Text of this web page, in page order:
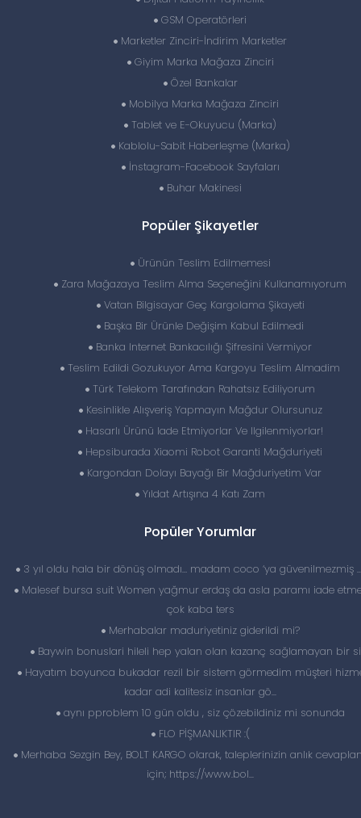
GSM Operatörleri
Marketler Zinciri-İndirim Marketler
Giyim Marka Mağaza Zinciri
Özel Bankalar
Mobilya Marka Mağaza Zinciri
Tablet ve E-Okuyucu (Marka)
Kablolu-Sabit Haberleşme (Marka)
İnstagram-Facebook Sayfaları
Buhar Makinesi
Popüler Şikayetler
Ürünün Teslim Edilmemesi
Zara Mağazaya Teslim Alma Seçeneğini Kullanamıyorum
Vatan Bilgisayar Geç Kargolama Şikayeti
Başka Bir Ürünle Değişim Kabul Edilmedi
Banka Internet Bankacılığı Şifresini Vermiyor
Teslim Edildi Gozukuyor Ama Kargoyu Teslim Almadim
Türk Telekom Tarafından Rahatsız Ediliyorum
Kesinlikle Alışveriş Yapmayın Mağdur Olursunuz
Hasarlı Ürünü Iade Etmiyorlar Ve Ilgilenmiyorlar!
Hepsiburada Xiaomi Robot Garanti Mağduriyeti
Kargondan Dolayı Bayağı Bir Mağduriyetim Var
Yıldat Artışına 4 Katı Zam
Popüler Yorumlar
3 yıl oldu hala bir dönüş olmadı… madam coco ‘ya güvenilmezmiş
Malesef bursa suit Women yağmur erdaş da asla paramı iade
çok kaba ters
Merhabalar maduriyetiniz giderildi mi?
Baywin bonuslari hileli hep yalan olan kazanç sağlamayan bir
Hayatım boyunca bukadar rezil bir sistem görmedim müşteri
kadar adi kalitesiz insanlar gö...
aynı pproblem 10 gün oldu , siz çözebildiniz mi sonunda
FLO PİŞMANLIKTIR :(
Merhaba Sezgin Bey, BOLT KARGO olarak, taleplerinizin anlık
için; https://www.bol...